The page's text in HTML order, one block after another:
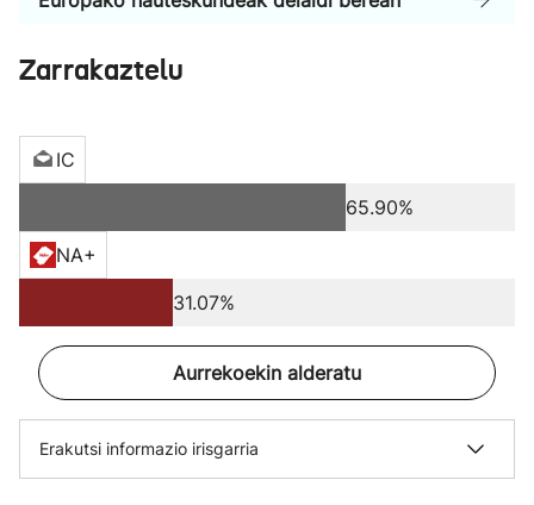
Zarrakaztelu
IC
65.90%
NA+
31.07%
Aurrekoekin alderatu
Erakutsi informazio irisgarria